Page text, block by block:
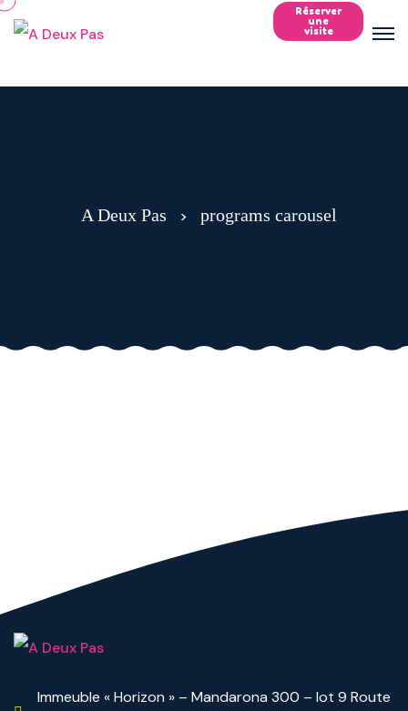
Réserver
une
visite
A Deux Pas > programs carousel
Immeuble « Horizon » – Mandarona 300 – lot 9 Route